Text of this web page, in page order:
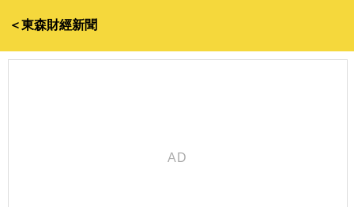
＜東森財經新聞